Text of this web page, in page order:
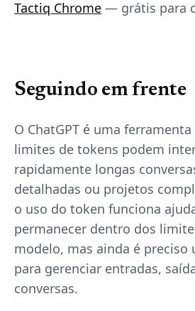
Tactiq Chrome — grátis para
Seguindo em frente
O ChatGPT é uma
limites de tokens podem
rapidamente longas
detalhadas ou projetos
o uso do token funciona
permanecer dentro dos
modelo, mas ainda é preciso
para gerenciar entradas,
conversas.